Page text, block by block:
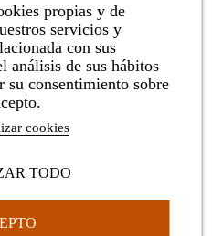
Rajola
FUSIO PLATA
Smile
PIGMENTS
propias y de
servicios y
con sus
análisis de sus hábitos
su consentimiento sobre
cookies
TODO